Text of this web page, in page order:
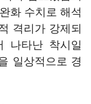
화 수치로 해석
격리가 강제되
나타난 착시일
일상적으로 경